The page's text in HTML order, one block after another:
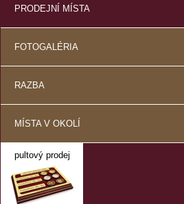
PRODEJNÍ MÍSTA
FOTOGALÉRIA
RAZBA
MÍSTA V OKOLÍ
pultový prodej